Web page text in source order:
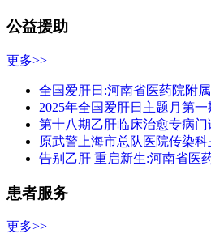
公益援助
更多>>
全国爱肝日:河南省医药院附
2025年全国爱肝日主题月第一
第十八期乙肝临床治愈专病门
原武警上海市总队医院传染科
告别乙肝 重启新生:河南省医
患者服务
更多>>